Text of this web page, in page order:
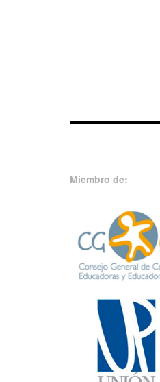
Miembro de: